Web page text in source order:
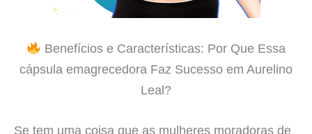
Benefícios e Características: Por Que Essa
cápsula emagrecedora Faz Sucesso em Aurelino
Leal?
Se tem uma coisa que as mulheres moradoras de